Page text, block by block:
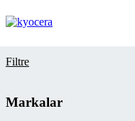
Filtre
Markalar